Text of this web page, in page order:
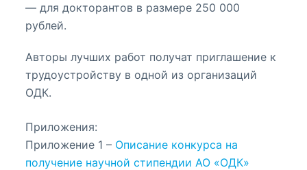
— для докторантов в размере 250 000
рублей.
Авторы лучших работ получат приглашение к
трудоустройству в одной из организаций
ОДК.
Приложения:
Приложение 1 – Описание конкурса на
получение научной стипендии АО «ОДК»